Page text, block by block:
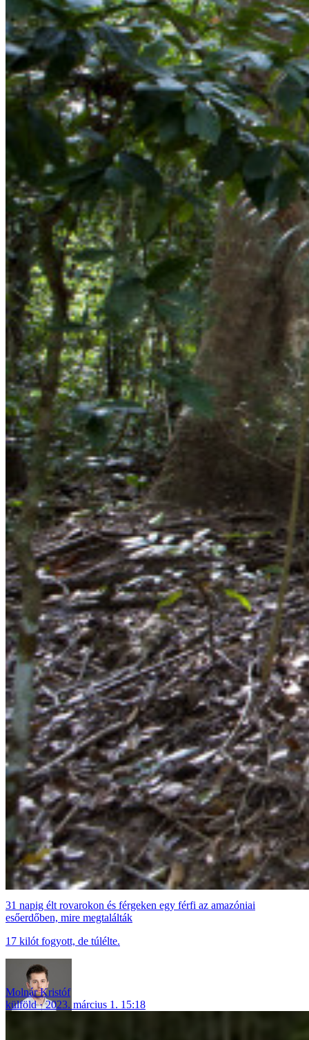
31 napig élt rovarokon és férgeken egy férfi az amazóniai
esőerdőben, mire megtalálták
17 kilót fogyott, de túlélte.
Molnár Kristóf
külföld
2023. március 1. 15:18